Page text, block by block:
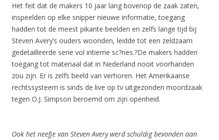
Het feit dat de makers 10 jaar lang bovenop de zaak zaten,
inspeelden op elke snipper nieuwe informatie, toegang
hadden tot de meest pikante beelden en zelfs lange tijd bij
Steven Avery’s ouders woonden, leidde tot een zeldzaam
gedetailleerde serie vol intieme sc?nes.?De makers hadden
toegang tot materiaal dat in Nederland nooit voorhanden
zou zijn. Er is zelfs beeld van verhoren. Het Amerikaanse
rechtssysteem is sinds de live op tv uitgezonden moordzaak
tegen O.J. Simpson beroemd om zijn openheid.
Ook het neefje van Steven Avery werd schuldig bevonden aan